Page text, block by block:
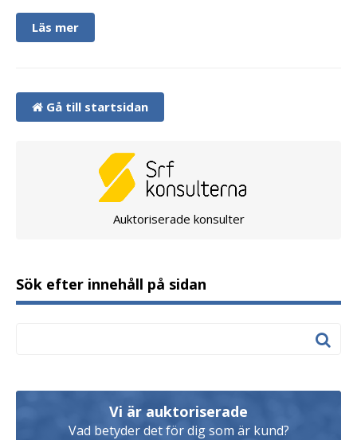
Läs mer
Gå till startsidan
Auktoriserade konsulter
Sök efter innehåll på sidan
Vi är auktoriserade
Vad betyder det för dig som är kund?